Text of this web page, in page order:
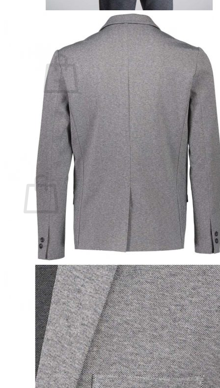
Lasten takit
Ulkoilupuvut, housut ja haalarit
Ostoskori on tyhjä.
Takaisin kauppaan
Etsi:
Ostoskori
Ostoskori on tyhjä.
Takaisin kauppaan